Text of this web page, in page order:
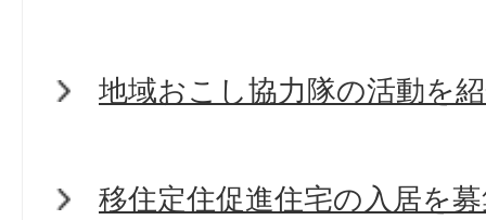
地域おこし協力隊の活動を
移住定住促進住宅の入居を